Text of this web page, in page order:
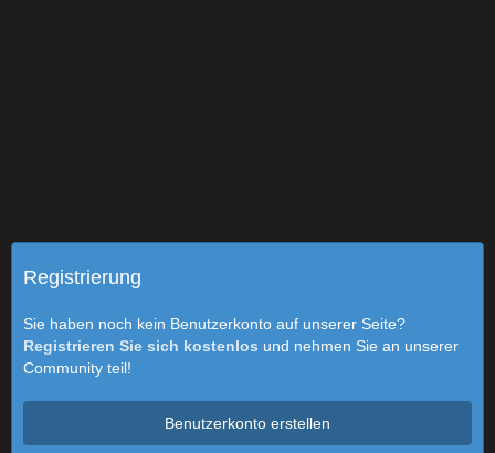
Registrierung
Sie haben noch kein Benutzerkonto auf unserer Seite?
Registrieren Sie sich kostenlos und nehmen Sie an unserer
Community teil!
Benutzerkonto erstellen